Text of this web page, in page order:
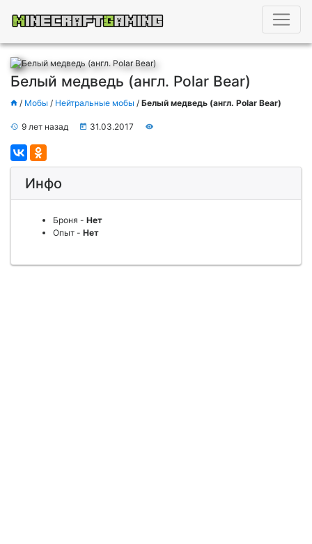
Белый медведь (англ. Polar Bear)
/ Мобы / Нейтральные мобы / Белый медведь (англ. Polar Bear)
9 лет назад 31.03.2017
Инфо
Броня - Нет
Опыт - Нет